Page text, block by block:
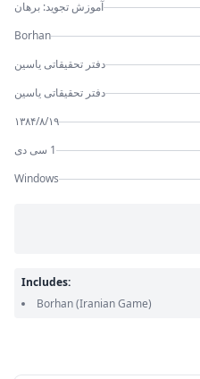
آموزش تجوید: برهان
Borhan
دفتر تحقیقاتی یاسین
دفتر تحقیقاتی یاسین
۱۳۸۴/۸/۱۹
1 سی دی
Windows
Includes:
Borhan(Iranian Game)